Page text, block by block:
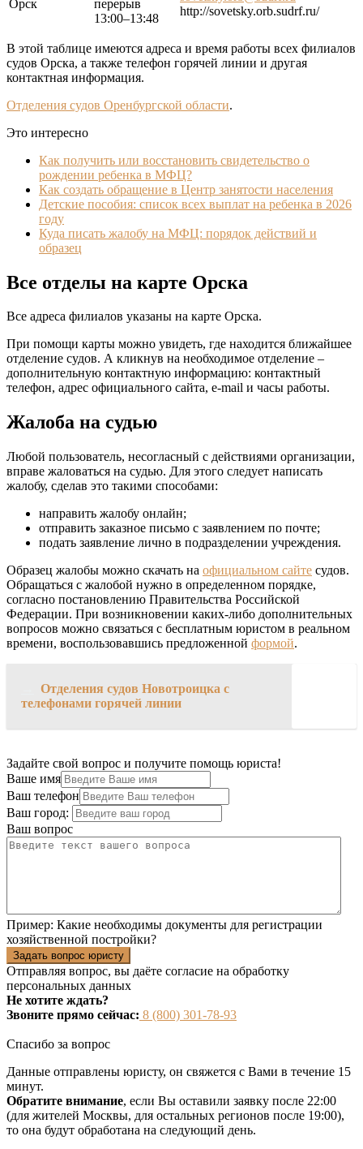
Орск
перерыв
13:00–13:48
http://sovetsky.orb.sudrf.ru/
В этой таблице имеются адреса и время работы всех филиалов
судов Орска, а также телефон горячей линии и другая
контактная информация.
Отделения судов Оренбургской области.
Это интересно
Как получить или восстановить свидетельство о
рождении ребенка в МФЦ?
Как создать обращение в Центр занятости населения
Детские пособия: список всех выплат на ребенка в 2026
году
Куда писать жалобу на МФЦ: порядок действий и
образец
Все отделы на карте Орска
Все адреса филиалов указаны на карте Орска.
При помощи карты можно увидеть, где находится ближайшее
отделение судов. А кликнув на необходимое отделение –
дополнительную контактную информацию: контактный
телефон, адрес официального сайта, e-mail и часы работы.
Жалоба на судью
Любой пользователь, несогласный с действиями организации,
вправе жаловаться на судью. Для этого следует написать
жалобу, сделав это такими способами:
направить жалобу онлайн;
отправить заказное письмо с заявлением по почте;
подать заявление лично в подразделении учреждения.
Образец жалобы можно скачать на официальном сайте судов.
Обращаться с жалобой нужно в определенном порядке,
согласно постановлению Правительства Российской
Федерации. При возникновении каких-либо дополнительных
вопросов можно связаться с бесплатным юристом в реальном
времени, воспользовавшись предложенной формой.
Отделения судов Новотроицка с
телефонами горячей линии
Задайте свой вопрос и получите помощь юриста!
Ваше имя
Ваш телефон
Ваш город:
Ваш вопрос
Пример: Какие необходимы документы для регистрации
хозяйственной постройки?
Задать вопрос юристу
Отправляя вопрос, вы даёте согласие на обработку
персональных данных
Не хотите ждать?
Звоните прямо сейчас: 8 (800) 301-78-93
Спасибо за вопрос
Данные отправлены юристу, он свяжется с Вами в течение 15
минут.
Обратите внимание, если Вы оставили заявку после 22:00
(для жителей Москвы, для остальных регионов после 19:00),
то она будут обработана на следующий день.